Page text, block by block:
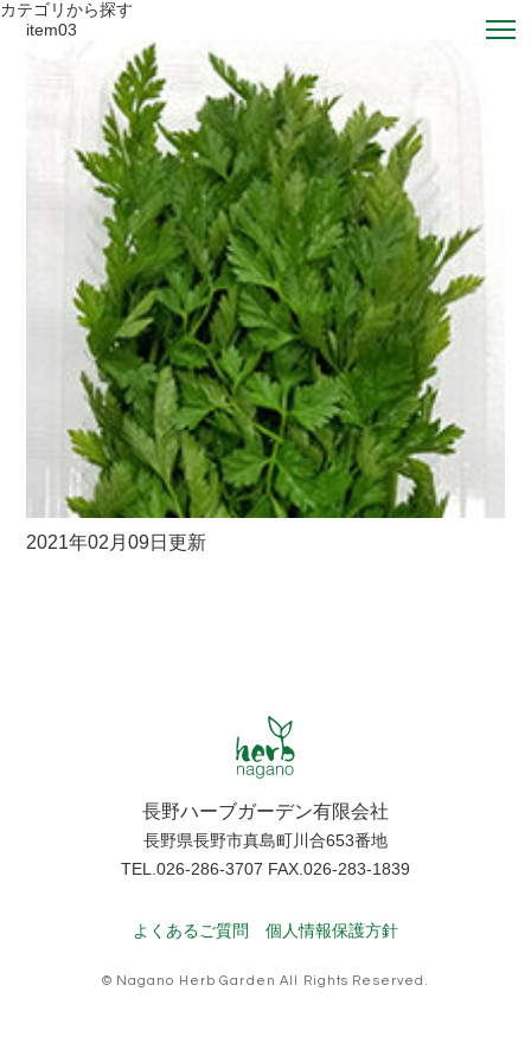
カテゴリから探す
item03
2021年02月09日更新
長野ハーブガーデン有限会社
長野県長野市真島町川合653番地
TEL.026-286-3707 FAX.026-283-1839
よくあるご質問 個人情報保護方針
© Nagano Herb Garden All Rights Reserved.